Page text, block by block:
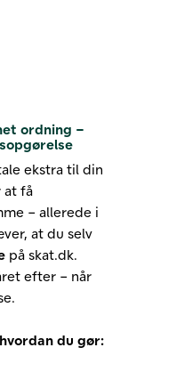
ordning –
ekstra til din
at få
– allerede i
at du selv
på skat.dk.
efter – når
du gør: